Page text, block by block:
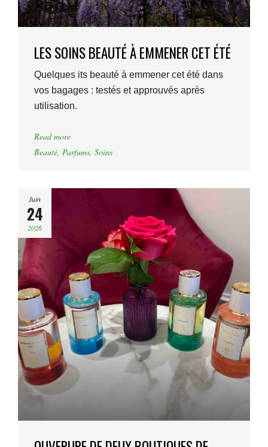
LES SOINS BEAUTÉ À EMMENER CET ÉTÉ
Quelques its beauté à emmener cet été dans
vos bagages : testés et approuvés après
utilisation.
Read more
Beauté, Parfums, Soins
Juin
24
2026